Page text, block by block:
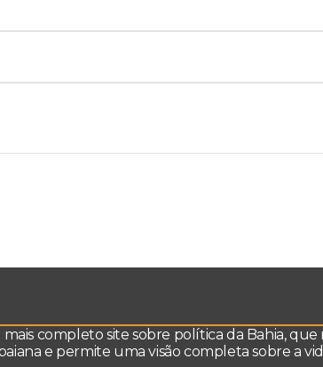
mais completo site sobre política da Bahia, que
e permite uma visão completa sobre a